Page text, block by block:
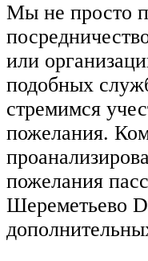
Мы не просто
или
подобных
стремимся
пожелания.
пожелания
Шереметьево D